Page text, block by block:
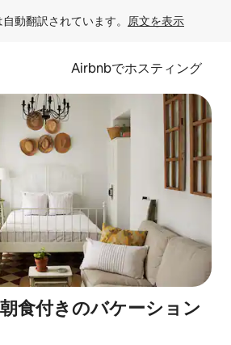
動翻訳されています。 原文を表示
Airbnbでホスティング
食付きのバケーション